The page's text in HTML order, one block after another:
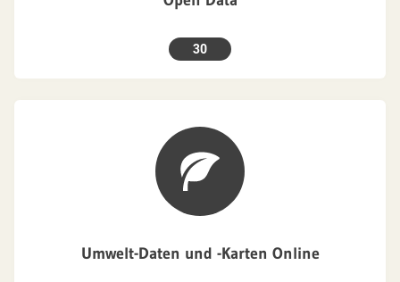
30
Umwelt-Daten und -Karten Online